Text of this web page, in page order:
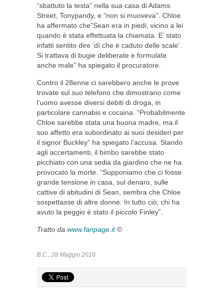
“sbattuto la testa” nella sua casa di Adams
Street, Tonypandy, e “non si muoveva”. Chloe
ha affermato che”Sean era in piedi, vicino a lei
quando è stata effettuata la chiamata. E’ stato
infatti sentito dire ‘dì che è caduto delle scale’.
Si trattava di bugie deliberate e formulate
anche male” ha spiegato il procuratore.
Contro il 28enne ci sarebbero anche le prove
trovate sul suo telefono che dimostrano come
l’uomo avesse diversi debiti di droga, in
particolare cannabis e cocaina. “Probabilmente
Chloe sarebbe stata una buona madre, ma il
suo affetto era subordinato ai suoi desideri per
il signor Buckley” ha spiegato l’accusa. Stando
agli accertamenti, il bimbo sarebbe stato
picchiato con una sedia da giardino che ne ha
provocato la morte. “Supponiamo che ci fosse
grande tensione in casa, sul denaro, sulle
cattive di abitudini di Sean, sembra che Chloe
sospettasse di altre donne. In tutto ciò, chi ha
avuto la peggio è stato il piccolo Finley”.
Tratto da www.fanpage.it©
B.C., 28 Maggio 2016